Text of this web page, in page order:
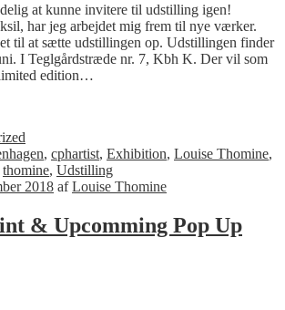
at kunne invitere til udstilling igen!
har jeg arbejdet mig frem til nye værker.
til at sætte udstillingen op. Udstillingen finder
I Teglgårdstræde nr. 7, Kbh K. Der vil som
edition…
, cphartist, Exhibition, Louise Thomine,
thomine, Udstilling
2018 afLouise Thomine
& Upcomming Pop Up